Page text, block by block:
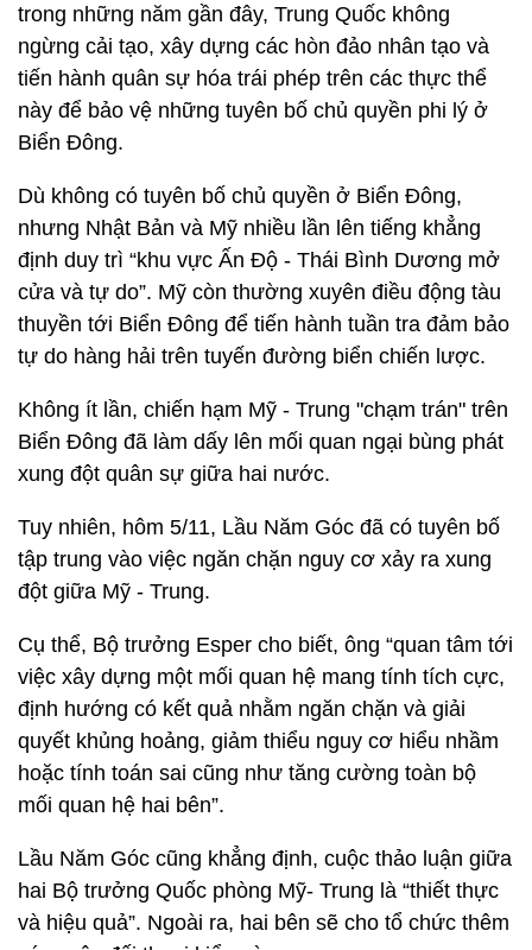
trong những năm gần đây, Trung Quốc không
ngừng cải tạo, xây dựng các hòn đảo nhân tạo và
tiến hành quân sự hóa trái phép trên các thực thể
này để bảo vệ những tuyên bố chủ quyền phi lý ở
Biển Đông.
Dù không có tuyên bố chủ quyền ở Biển Đông,
nhưng Nhật Bản và Mỹ nhiều lần lên tiếng khẳng
định duy trì “khu vực Ấn Độ - Thái Bình Dương mở
cửa và tự do”. Mỹ còn thường xuyên điều động tàu
thuyền tới Biển Đông để tiến hành tuần tra đảm bảo
tự do hàng hải trên tuyến đường biển chiến lược.
Không ít lần, chiến hạm Mỹ - Trung "chạm trán" trên
Biển Đông đã làm dấy lên mối quan ngại bùng phát
xung đột quân sự giữa hai nước.
Tuy nhiên, hôm 5/11, Lầu Năm Góc đã có tuyên bố
tập trung vào việc ngăn chặn nguy cơ xảy ra xung
đột giữa Mỹ - Trung.
Cụ thể, Bộ trưởng Esper cho biết, ông “quan tâm tới
việc xây dựng một mối quan hệ mang tính tích cực,
định hướng có kết quả nhằm ngăn chặn và giải
quyết khủng hoảng, giảm thiểu nguy cơ hiểu nhầm
hoặc tính toán sai cũng như tăng cường toàn bộ
mối quan hệ hai bên”.
Lầu Năm Góc cũng khẳng định, cuộc thảo luận giữa
hai Bộ trưởng Quốc phòng Mỹ- Trung là “thiết thực
và hiệu quả”. Ngoài ra, hai bên sẽ cho tổ chức thêm